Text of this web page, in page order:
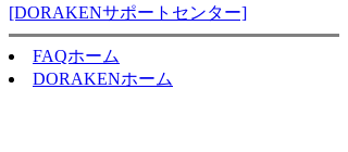
[DORAKENサポートセンター]
FAQホーム
DORAKENホーム